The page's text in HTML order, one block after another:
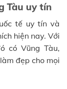
Tàu uy tín
tế uy tín và
hiện nay. Với
có Vũng Tàu,
đẹp cho mọi